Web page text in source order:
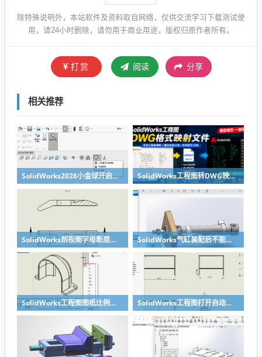
除特殊说明外，本站软件及资料取自网络，仅供交流学习下载测试使
用，请24小时删除，请勿用于商业用途，版权归原作者所有。
打赏 阅读 分享
相关推荐
SolidWorks2026小金球开启方法realview功能开启 SolidWorks工程图转DWG映射文件制作方法
SolidWorks剖视图字母断层无需手动修改，设置一下就好 SolidWorks气缸装配后不能移动？溪风给你解决方法
SolidWorks工程图图纸比例修改快速方法 SolidWorks工程图打开自动全屏方法